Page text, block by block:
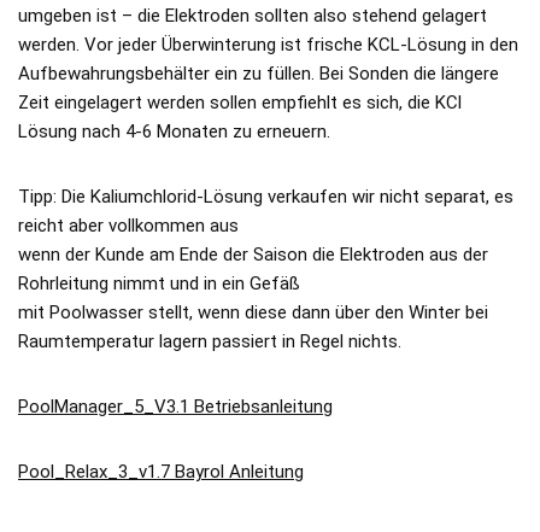
umgeben ist – die Elektroden sollten also stehend gelagert
werden. Vor jeder Überwinterung ist frische KCL-Lösung in den
Aufbewahrungsbehälter ein zu füllen. Bei Sonden die längere
Zeit eingelagert werden sollen empfiehlt es sich, die KCl
Lösung nach 4-6 Monaten zu erneuern.
Tipp: Die Kaliumchlorid-Lösung verkaufen wir nicht separat, es
reicht aber vollkommen aus
wenn der Kunde am Ende der Saison die Elektroden aus der
Rohrleitung nimmt und in ein Gefäß
mit Poolwasser stellt, wenn diese dann über den Winter bei
Raumtemperatur lagern passiert in Regel nichts.
PoolManager_5_V3.1 Betriebsanleitung
Pool_Relax_3_v1.7 Bayrol Anleitung